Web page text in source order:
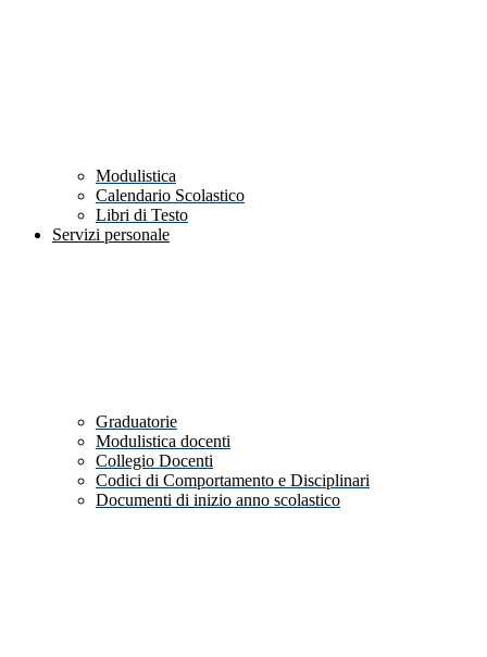
Modulistica
Calendario Scolastico
Libri di Testo
Servizi personale
Graduatorie
Modulistica docenti
Collegio Docenti
Codici di Comportamento e Disciplinari
Documenti di inizio anno scolastico